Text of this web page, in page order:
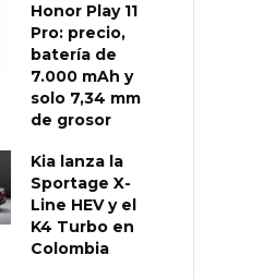
Honor Play 11
Pro: precio,
batería de
7.000 mAh y
solo 7,34 mm
de grosor
Kia lanza la
Sportage X-
Line HEV y el
K4 Turbo en
Colombia